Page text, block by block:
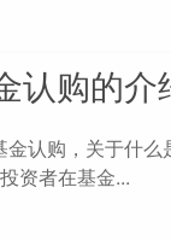
认购的介
认购，关于什么
资者在基金...